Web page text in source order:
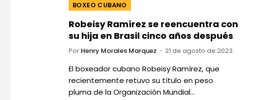
BOXEO CUBANO
Robeisy Ramírez se reencuentra con
su hija en Brasil cinco años después
Por Henry Morales Marquez 21 de agosto de 2023
El boxeador cubano Robeisy Ramírez, que
recientemente retuvo su título en peso
pluma de la Organización Mundial…